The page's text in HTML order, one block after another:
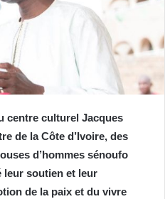
centre culturel Jacques
de la Côte d’Ivoire, des
d’hommes sénoufo
leur soutien et leur
de la paix et du vivre